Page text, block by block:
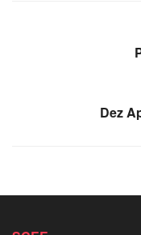
Dez